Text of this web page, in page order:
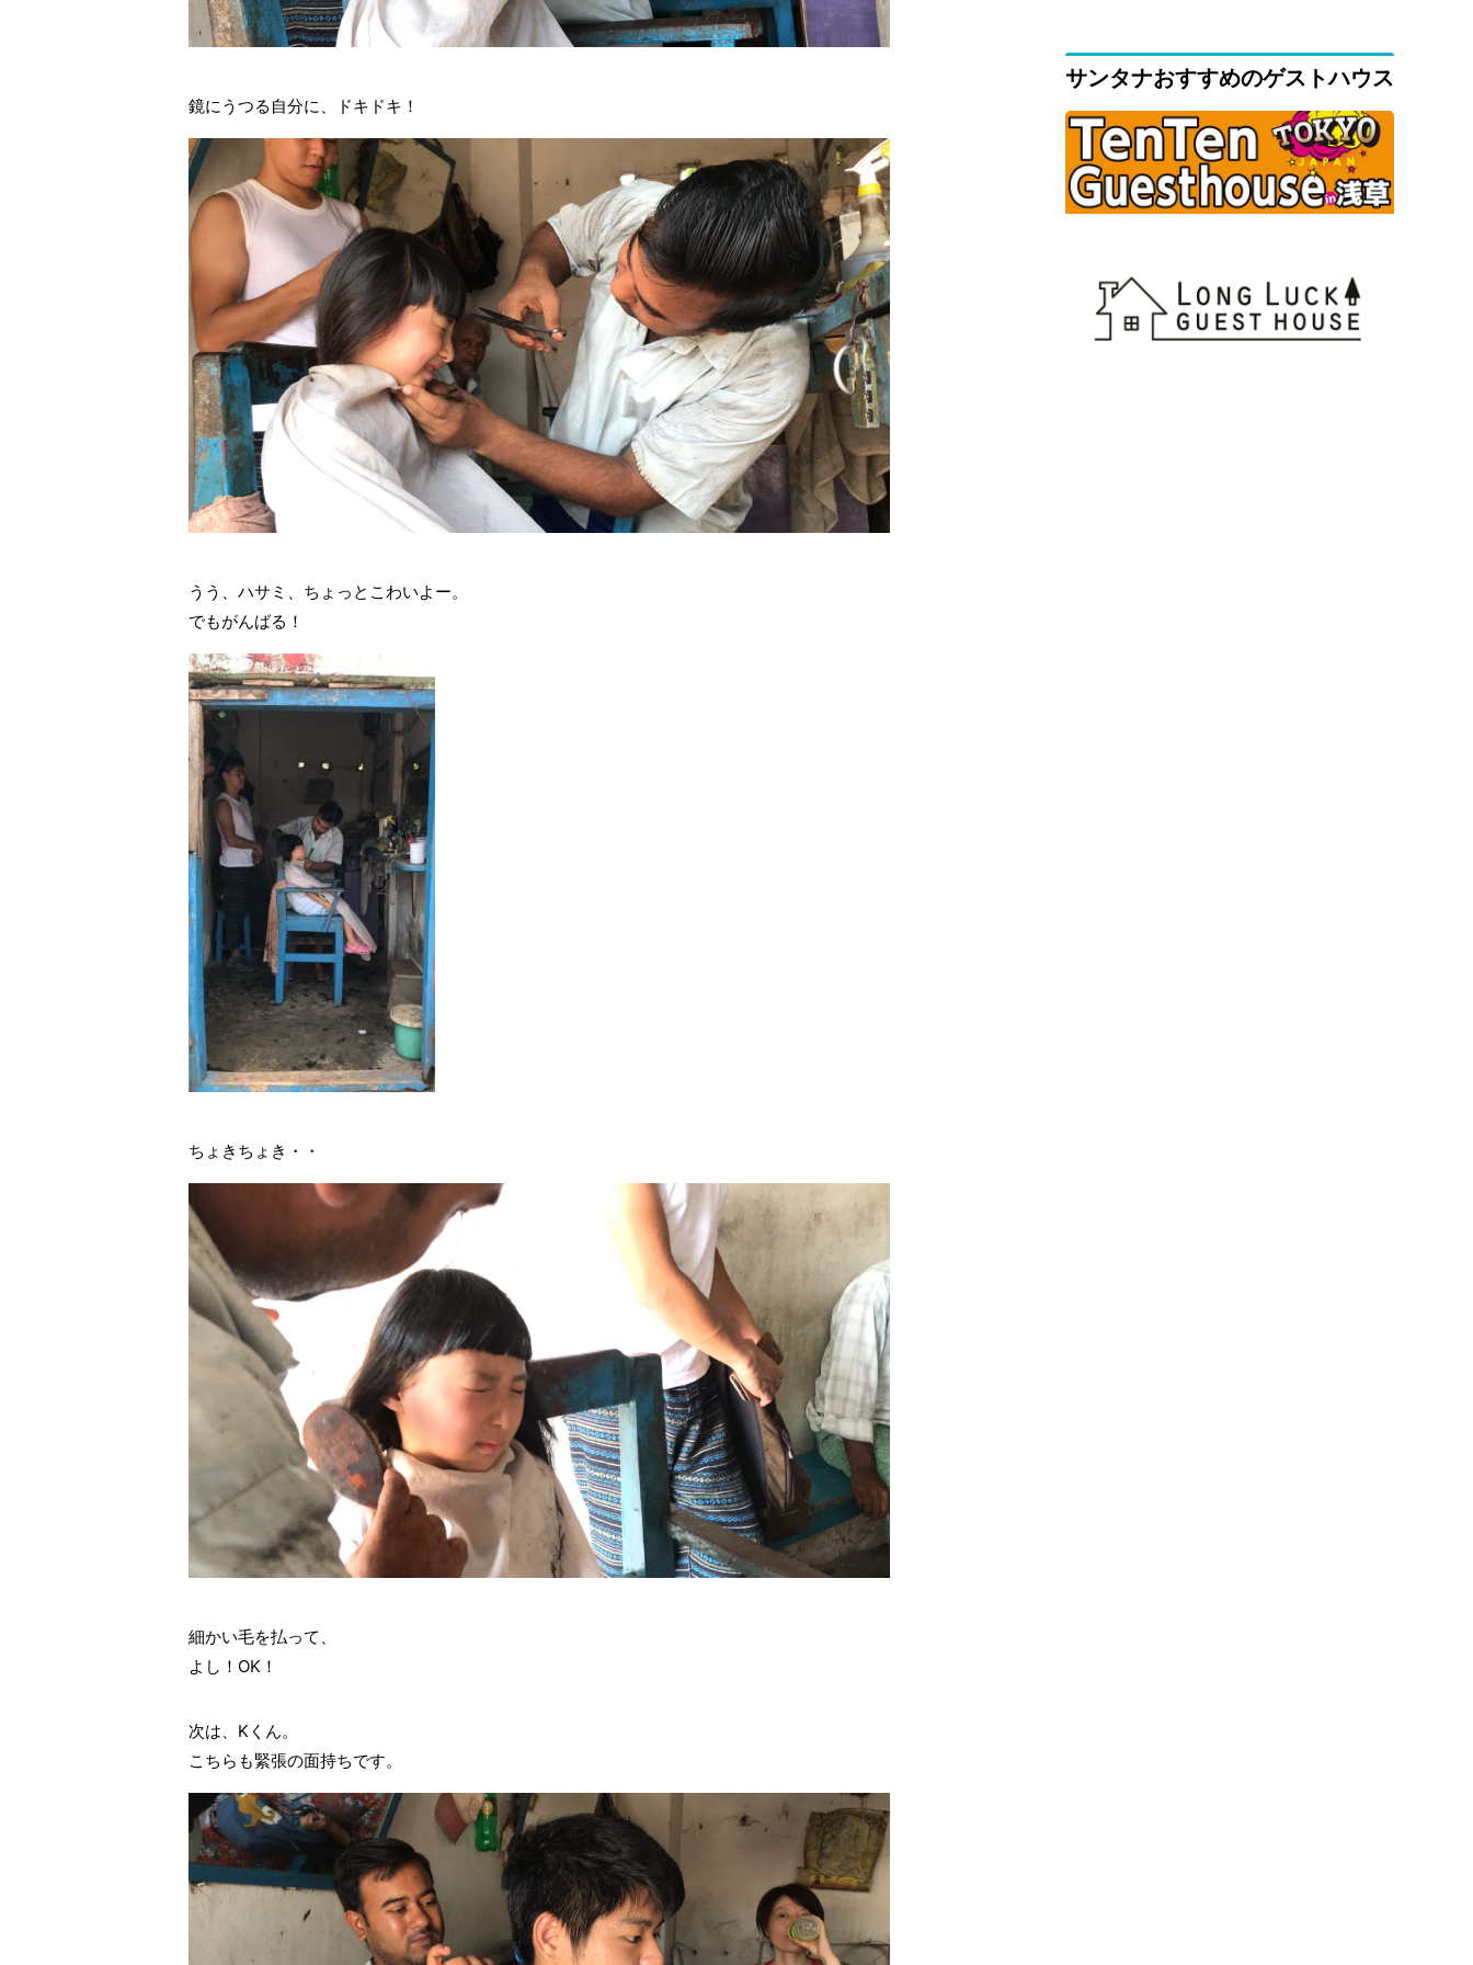
鏡にうつる自分に、ドキドキ！
うう、ハサミ、ちょっとこわいよー。
でもがんばる！
ちょきちょき・・
細かい毛を払って、
よし！OK！
次は、Kくん。
こちらも緊張の面持ちです。
サンタナおすすめのゲストハウス